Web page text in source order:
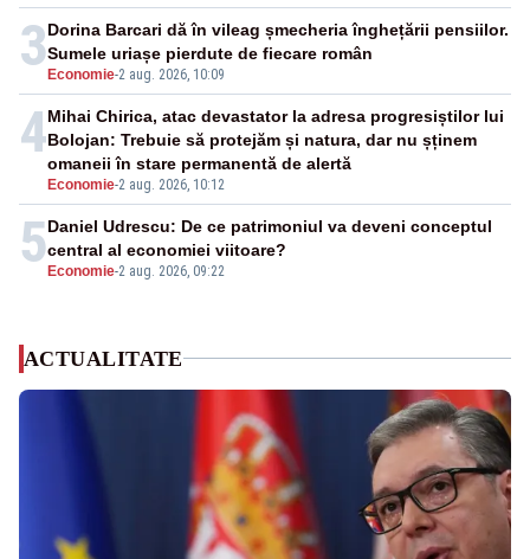
3Economie-2 aug. 2026, 10:09
Dorina Barcari dă în vileag șmecheria înghețării pensiilor.
Sumele uriașe pierdute de fiecare român
4
Economie-2 aug. 2026, 10:12
Mihai Chirica, atac devastator la adresa progresiștilor lui
Bolojan: Trebuie să protejăm și natura, dar nu șținem
omaneii în stare permanentă de alertă
5Economie-2 aug. 2026, 09:22
Daniel Udrescu: De ce patrimoniul va deveni conceptul
central al economiei viitoare?
ACTUALITATE